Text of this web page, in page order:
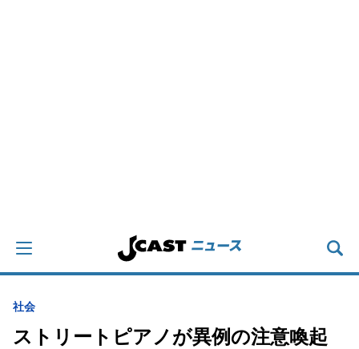
社会
ストリートピアノが異例の注意喚起